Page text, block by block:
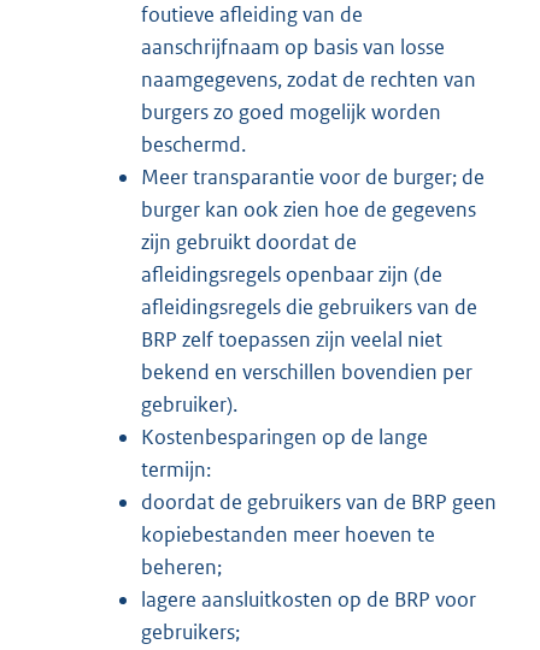
foutieve afleiding van de
aanschrijfnaam op basis van losse
naamgegevens, zodat de rechten van
burgers zo goed mogelijk worden
beschermd.
Meer transparantie voor de burger; de
burger kan ook zien hoe de gegevens
zijn gebruikt doordat de
afleidingsregels openbaar zijn (de
afleidingsregels die gebruikers van de
BRP zelf toepassen zijn veelal niet
bekend en verschillen bovendien per
gebruiker).
Kostenbesparingen op de lange
termijn:
doordat de gebruikers van de BRP geen
kopiebestanden meer hoeven te
beheren;
lagere aansluitkosten op de BRP voor
gebruikers;